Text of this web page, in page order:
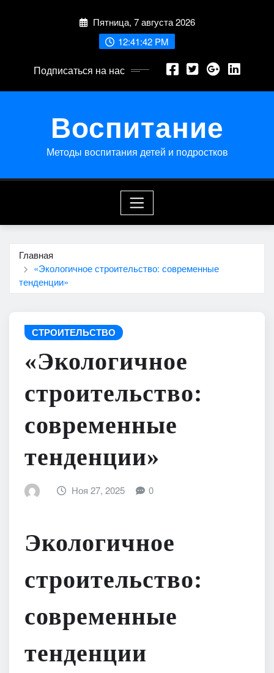
Пятница, 7 августа 2026
12:41:42 PM
Подписаться на нас
Воспитание
Методы воспитания детей и подростков
Главная
«Экологичное строительство: современные
тенденции»
СТРОИТЕЛЬСТВО
«Экологичное
строительство:
современные
тенденции»
Ноя 27, 2025 0
Экологичное
строительство:
современные
тенденции